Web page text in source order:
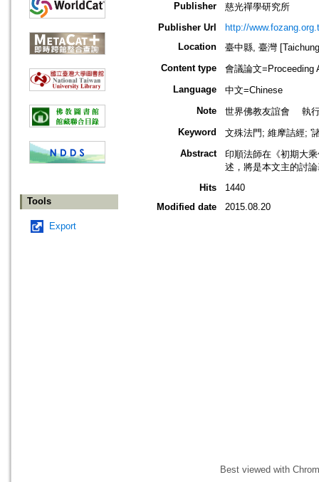
Tools
Export
Publisher
慈光禪學研究所
Publisher Url
http://
Location
臺中縣, 臺灣
Content type
會議論文=Proceeding
Language
中文=Chinese
Note
世界佛教友誼會 執
Keyword
文殊法門; 維摩詰經; '
Abstract
印順法師在《初期大
述，將是本文主的討
Hits
1440
Modified date
2015.08.20
Best viewed with